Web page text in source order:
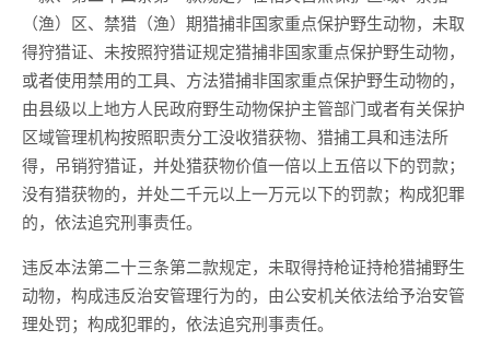
（渔）区、禁猎（渔）期猎捕非国家重点保护野生动物，未取
得狩猎证、未按照狩猎证规定猎捕非国家重点保护野生动物，
或者使用禁用的工具、方法猎捕非国家重点保护野生动物的，
由县级以上地方人民政府野生动物保护主管部门或者有关保护
区域管理机构按照职责分工没收猎获物、猎捕工具和违法所
得，吊销狩猎证，并处猎获物价值一倍以上五倍以下的罚款；
没有猎获物的，并处二千元以上一万元以下的罚款；构成犯罪
的，依法追究刑事责任。
违反本法第二十三条第二款规定，未取得持枪证持枪猎捕野生
动物，构成违反治安管理行为的，由公安机关依法给予治安管
理处罚；构成犯罪的，依法追究刑事责任。